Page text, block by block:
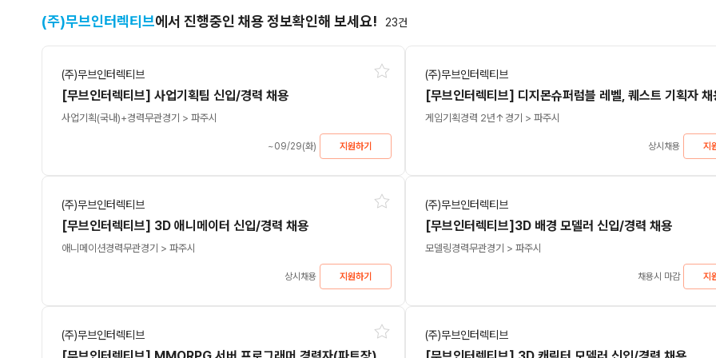
(주)무브인터렉티브에서 진행중인 채용 정보확인해 보세요! 23건
(주)무브인터렉티브
[무브인터렉티브] 사업기획팀 신입/경력 채용
사업기획(국내)+경력무관경기 > 파주시
~09/29(화) 지원하기
(주)무브인터렉티브
[무브인터렉티브] 디지몬슈퍼럼블 레벨, 퀘스트 기획자 채
게임기획경력 2년↑ 경기 > 파주시
상시채용 지
(주)무브인터렉티브
[무브인터렉티브] 3D 애니메이터 신입/경력 채용
애니메이션경력무관경기 > 파주시
상시채용 지원하기
(주)무브인터렉티브
[무브인터렉티브]3D 배경 모델러 신입/경력 채용
모델링경력무관경기 > 파주시
채용시 마감 지
(주)무브인터렉티브 (주)무브인터렉티브